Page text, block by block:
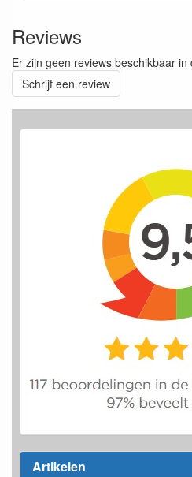
Artikelen
Reviews
Er zijn geen reviews beschikbaar in
Schrijf een review